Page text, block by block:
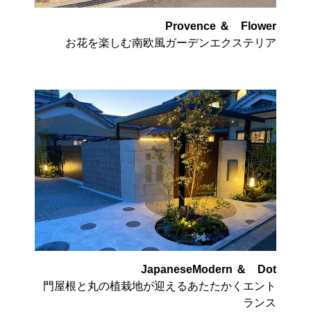
Provence ＆ Flower
お花を楽しむ南欧風ガーデンエクステリア
JapaneseModern ＆ Dot
門屋根と丸の植栽地が迎えるあたたかくエント
ランス